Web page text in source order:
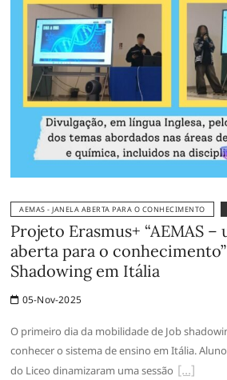
AEMAS - JANELA ABERTA PARA O CONHECIMENTO
Projeto Erasmus+ “AEMAS –
aberta para o
Shadowing em Itália
05-Nov-2025
O primeiro dia da mobilidade de Job
conhecer o sistema de ensino em Itália.
do Liceo dinamizaram uma sessão